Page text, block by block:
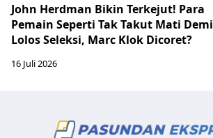
John Herdman Bikin Terkejut! Para
Pemain Seperti Tak Takut Mati Demi
Lolos Seleksi, Marc Klok Dicoret?
16 Juli 2026